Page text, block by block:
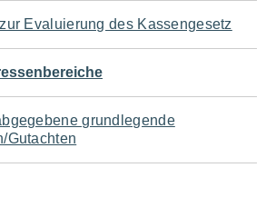
Evaluierung des Kassengesetz
grundlegende
Gutachten